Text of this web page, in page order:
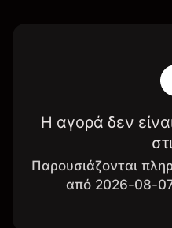
Η αγορά δεν
Παρουσιάζονται
από 2026-08-